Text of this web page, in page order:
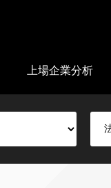
上場企業分析